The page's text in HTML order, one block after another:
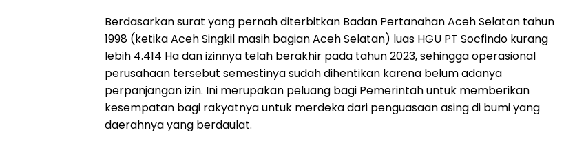
Berdasarkan surat yang pernah diterbitkan Badan Pertanahan Aceh Selatan tahun
1998 (ketika Aceh Singkil masih bagian Aceh Selatan) luas HGU PT Socfindo kurang
lebih 4.414 Ha dan izinnya telah berakhir pada tahun 2023, sehingga operasional
perusahaan tersebut semestinya sudah dihentikan karena belum adanya
perpanjangan izin. Ini merupakan peluang bagi Pemerintah untuk memberikan
kesempatan bagi rakyatnya untuk merdeka dari penguasaan asing di bumi yang
daerahnya yang berdaulat.